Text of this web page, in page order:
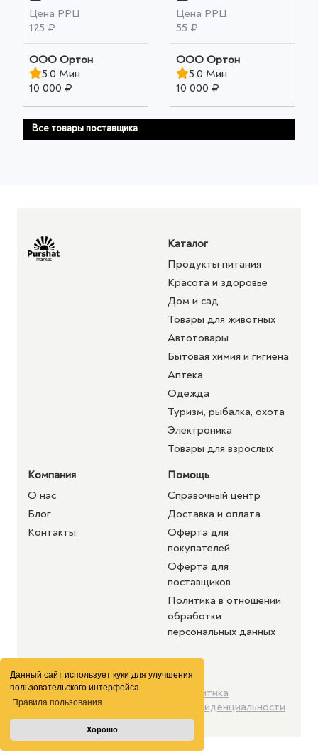
Данный сайт использует куки для улучшения
пользовательского интерфейса
Правила пользования
Хорошо
Цена РРЦ
125 ₽
ООО Ортон
5.0 Мин
10 000 ₽
Цена РРЦ
55 ₽
ООО Ортон
5.0 Мин
10 000 ₽
Все товары поставщика
Каталог
Продукты питания
Красота и здоровье
Дом и сад
Товары для животных
Автотовары
Бытовая химия и гигиена
Аптека
Одежда
Туризм, рыбалка, охота
Электроника
Товары для взрослых
Компания
О нас
Блог
Контакты
Помощь
Справочный центр
Доставка и оплата
Оферта для
покупателей
Оферта для
поставщиков
Политика в отношении
обработки
персональных данных
©2026 purshat.market. Все
права защищены
Политика
конфиденциальности